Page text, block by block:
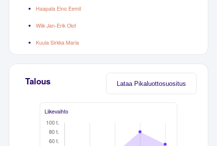
Haapala Eino Eemil
Wiik Jan-Erik Olof
Kuula Sirkka Maria
Lataa Pikaluottosuositus
Talous
Liikevaihto